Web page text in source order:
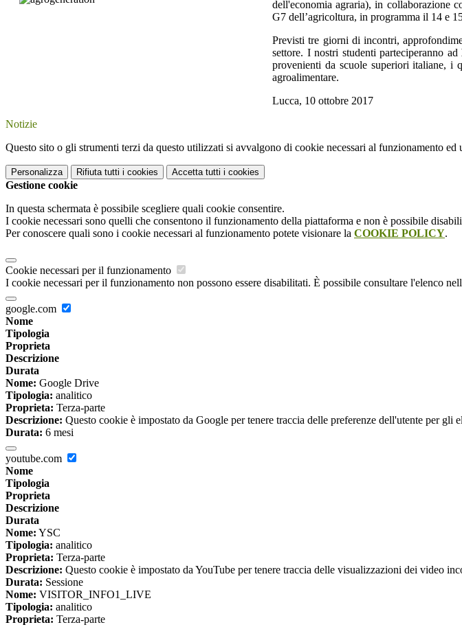
dell'economia agraria), in collaborazione
G7 dell’agricoltura, in programma il 14 e
Previsti tre giorni di incontri,
settore. I nostri studenti parteciperanno ad
provenienti da scuole superiori italiane, i
agroalimentare.
Lucca, 10 ottobre 2017
Notizie
Questo sito o gli strumenti terzi da questo utilizzati si avvalgono di cookie necessari al funzionamento
Personalizza Rifiuta tutti i cookies Accetta tutti i cookies
Gestione cookie
In questa schermata è possibile scegliere quali cookie consentire.
I cookie necessari sono quelli che consentono il funzionamento della piattaforma e non è possibile
Per conoscere quali sono i cookie necessari al funzionamento potete visionare la COOKIE POLICY.
Cookie necessari per il funzionamento
I cookie necessari per il funzionamento non possono essere disabilitati. È possibile consultare l'elenco
google.com
Nome
Tipologia
Proprieta
Descrizione
Durata
Nome: Google Drive
Tipologia: analitico
Proprieta: Terza-parte
Descrizione: Questo cookie è impostato da Google per tenere traccia delle preferenze dell'utente per gli
Durata: 6 mesi
youtube.com
Nome
Tipologia
Proprieta
Descrizione
Durata
Nome: YSC
Tipologia: analitico
Proprieta: Terza-parte
Descrizione: Questo cookie è impostato da YouTube per tenere traccia delle visualizzazioni dei video
Durata: Sessione
Nome: VISITOR_INFO1_LIVE
Tipologia: analitico
Proprieta: Terza-parte